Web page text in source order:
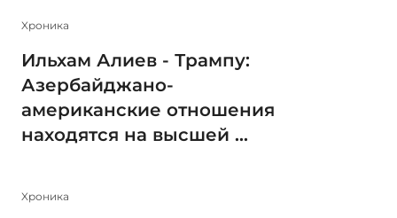
Xроника
Ильхам Алиев - Трампу:
Азербайджано-
американские отношения
находятся на высшей ...
Xроника